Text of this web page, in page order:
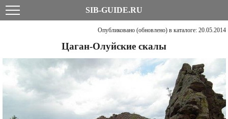
SIB-GUIDE.RU
Опубликовано (обновлено) в каталоге: 20.05.2014
Цаган-Олуйские скалы